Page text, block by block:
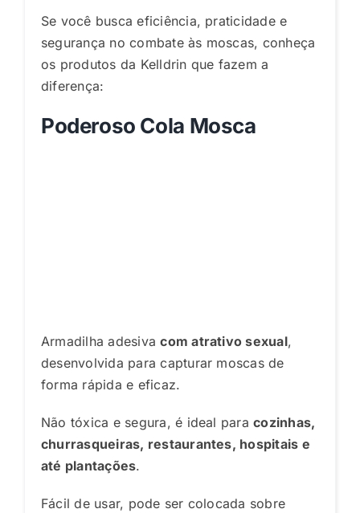
Se você busca eficiência, praticidade e
segurança no combate às moscas, conheça
os produtos da Kelldrin que fazem a
diferença:
Poderoso Cola Mosca
Armadilha adesivacom atrativo sexual,
desenvolvida para capturar moscas de
forma rápida e eficaz.
Não tóxica e segura, é ideal paracozinhas,
churrasqueiras, restaurantes, hospitais e
até plantações.
Fácil de usar, pode ser colocada sobre